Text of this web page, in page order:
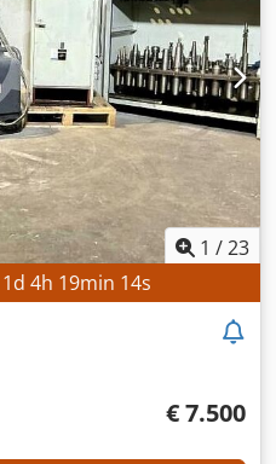
-herpositionering: Ja
1.200 × 700 × 400 mm
CNC-besturing:
vloeistof: 1.200 l
Patronenfilter
machine: 3.500 kg
1 /23
d 4h 19min 12s
€ 7.500